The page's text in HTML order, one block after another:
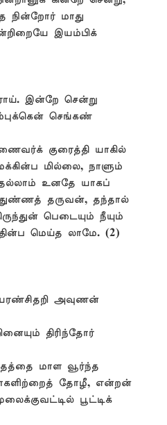
நின்றோர் மாது
இயம்பிக்
இன்றே சென்று
செங்கண்
குரைத்தி யாகில்
மில்லை, நாளும்
உனதே யாகப்
தருவன், தந்தால்
பெடையும் நீயும்
மெய்த லாமே. (2)
அவுணன்
திரிந்தோர்
மாள வூர்ந்த
தோழீ, என்றன்
பூட்டிக்